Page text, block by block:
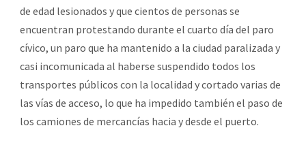
de edad lesionados y que cientos de personas se
encuentran protestando durante el cuarto día del paro
cívico, un paro que ha mantenido a la ciudad paralizada y
casi incomunicada al haberse suspendido todos los
transportes públicos con la localidad y cortado varias de
las vías de acceso, lo que ha impedido también el paso de
los camiones de mercancías hacia y desde el puerto.